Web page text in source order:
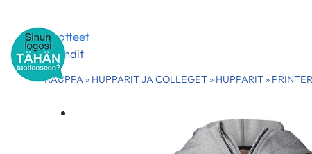
Tuotteet
Brändit
KAUPPA » HUPPARIT JA COLLEGET» HUPPARIT»